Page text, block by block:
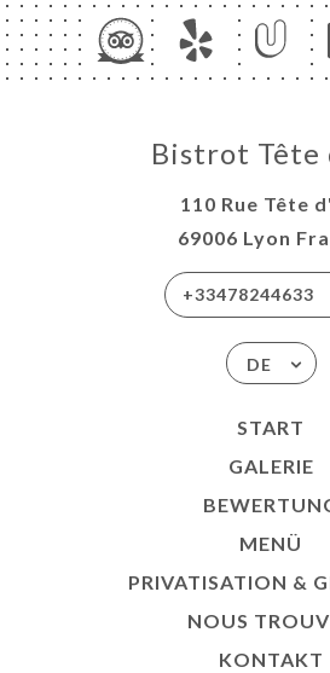
Bistrot Tête
110 Rue Tête
69006 Lyon
+33478244633
DE
START
GALERIE
MENÜ
PRIVATISATION &
NOUS
KONTAKT